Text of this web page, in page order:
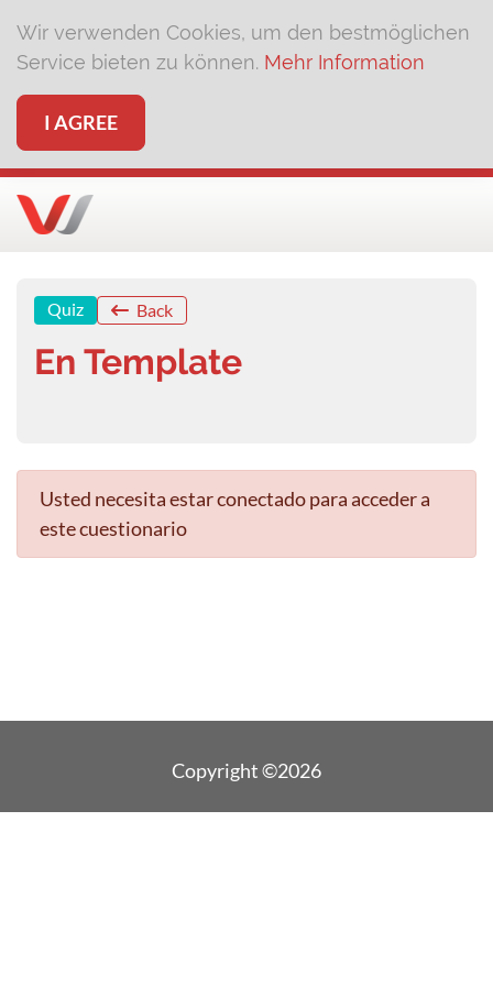
Wir verwenden Cookies, um den bestmöglichen
Service bieten zu können. Mehr Information
I AGREE
Quiz Back
En Template
Usted necesita estar conectado para acceder a
este cuestionario
Copyright ©2026